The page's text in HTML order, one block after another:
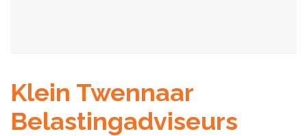
Klein Twennaar
Belastingadviseurs